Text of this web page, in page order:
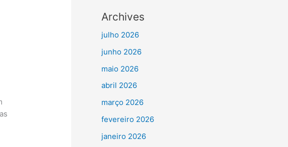
Archives
julho 2026
junho 2026
maio 2026
abril 2026
março 2026
fevereiro 2026
janeiro 2026